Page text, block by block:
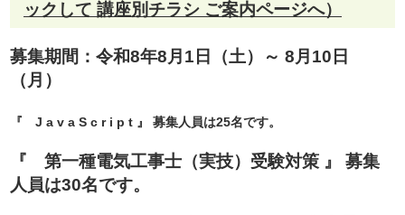
ックして 講座別チラシ ご案内ページへ）
募集期間：令和8年8月1日（土）～ 8月10日
（月）
『 J a v a S c r i p t 』 募集人員は25名です。
『 第一種電気工事士（実技）受験対策 』
募集
人員は30名です。